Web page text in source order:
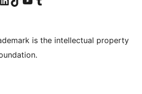
is the intellectual property